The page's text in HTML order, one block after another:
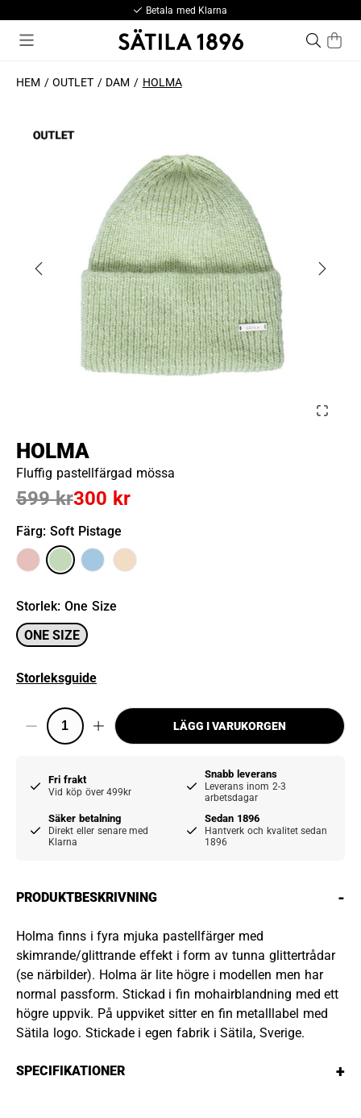
Betala med Klarna
HEM OUTLET DAM HOLMA
HOLMA
Fluffig pastellfärgad mössa
300 kr
599 kr
Färg: Soft Pistage
Storlek: One Size
ONE SIZE
Storleksguide
LÄGG I VARUKORGEN
Fri frakt
Vid köp över 499kr
Snabb leverans
Leverans inom 2-3
arbetsdagar
Säker betalning
Direkt eller senare med
Klarna
Sedan 1896
Hantverk och kvalitet sedan
1896
PRODUKTBESKRIVNING -
Holma finns i fyra mjuka pastellfärger med
skimrande/glittrande effekt i form av tunna glittertrådar
(se närbilder). Holma är lite högre i modellen men har
normal passform. Stickad i fin mohairblandning med ett
högre uppvik. På uppviket sitter en fin metalllabel med
Sätila logo. Stickade i egen fabrik i Sätila, Sverige.
SPECIFIKATIONER +